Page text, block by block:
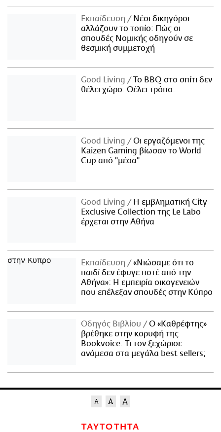
Εκπαίδευση
Νέοι δικηγόροι
αλλάζουν το τοπίο: Πώς οι
σπουδές Νομικής οδηγούν σε
θεσμική συμμετοχή
Good Living
Το BBQ στο σπίτι δεν
θέλει χώρο. Θέλει τρόπο.
Good Living
Οι εργαζόμενοι της
Kaizen Gaming βίωσαν το World
Cup από "μέσα"
Good Living
Η εμβληματική City
Exclusive Collection της Le Labo
έρχεται στην Αθήνα
Εκπαίδευση
«Νιώσαμε ότι το
παιδί δεν έφυγε ποτέ από την
Αθήνα»: Η εμπειρία οικογενειών
που επέλεξαν σπουδές στην Κύπρο
Οδηγός Βιβλίου
Ο «Καθρέφτης»
βρέθηκε στην κορυφή της
Bookvoice. Τι τον ξεχώρισε
ανάμεσα στα μεγάλα best sellers;
ΤΑΥΤΟΤΗΤΑ